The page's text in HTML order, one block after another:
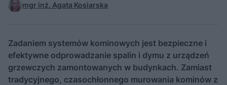
mgr inż. Agata Kosiarska
Zadaniem systemów kominowych jest bezpieczne i
efektywne odprowadzanie spalin i dymu z urządzeń
grzewczych zamontowanych w budynkach. Zamiast
tradycyjnego, czasochłonnego murowania kominów z